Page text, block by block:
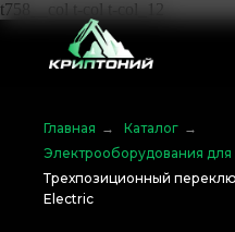
t758__col t-col t-col_12
Главная → Каталог →
Электрооборудования для
Трехпозиционный
Electric